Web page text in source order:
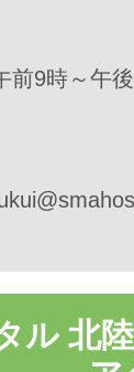
前9時～午
ル 北